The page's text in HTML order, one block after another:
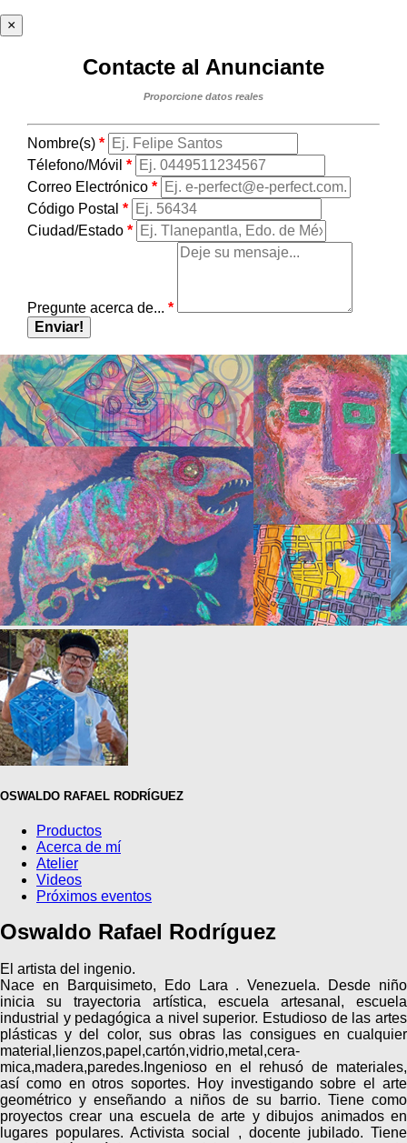
×
Contacte al Anunciante
Proporcione datos reales
Nombre(s) *
Télefono/Móvil *
Correo Electrónico *
Código Postal *
Ciudad/Estado *
Pregunte acerca de... *
Enviar!
OSWALDO RAFAEL RODRÍGUEZ
Productos
Acerca de mí
Atelier
Videos
Próximos eventos
Oswaldo Rafael Rodríguez
El artista del ingenio.
Nace en Barquisimeto, Edo Lara . Venezuela. Desde niño
inicia su trayectoria artística, escuela artesanal, escuela
industrial y pedagógica a nivel superior. Estudioso de las artes
plásticas y del color, sus obras las consigues en cualquier
material,lienzos,papel,cartón,vidrio,metal,cera-
mica,madera,paredes.Ingenioso en el rehusó de materiales,
así como en otros soportes. Hoy investigando sobre el arte
geométrico y enseñando a niños de su barrio. Tiene como
proyectos crear una escuela de arte y dibujos animados en
lugares populares. Activista social , docente jubilado. Tiene